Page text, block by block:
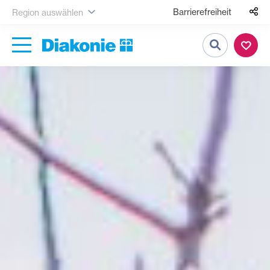
Region auswählen Barrierefreiheit
Suche